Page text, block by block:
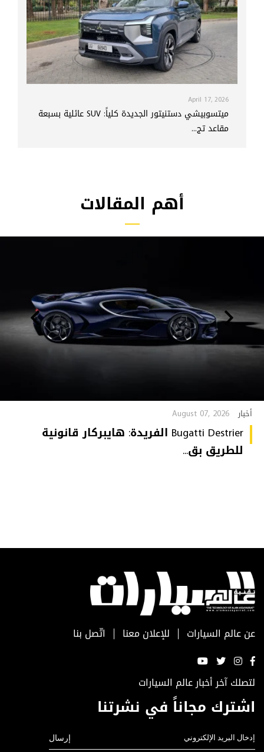
April 17, 2026
ميتسوبيشي دستنيتور الجديدة كلياً: SUV عائلية بسبعة
مقاعد تج...
أهم المقالات
أخبار August 07, 2026
Bugatti Destrier الفريدة: هايبركار قانونية
للطريق بق...
عن عالم السيارات للإعلان معنا اتّصل بنا
لتصلك آخر أخبار عالم السيارات
اشترك مجاناً في نشرتنا